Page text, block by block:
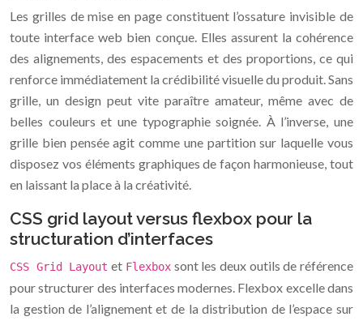
Les grilles de mise en page constituent l’ossature invisible de
toute interface web bien conçue. Elles assurent la cohérence
des alignements, des espacements et des proportions, ce qui
renforce immédiatement la crédibilité visuelle du produit. Sans
grille, un design peut vite paraître amateur, même avec de
belles couleurs et une typographie soignée. À l’inverse, une
grille bien pensée agit comme une partition sur laquelle vous
disposez vos éléments graphiques de façon harmonieuse, tout
en laissant la place à la créativité.
CSS grid layout versus flexbox pour la
structuration d’interfaces
CSS Grid Layout et Flexboxsont les deux outils de référence
pour structurer des interfaces modernes. Flexbox excelle dans
la gestion de l’alignement et de la distribution de l’espace sur